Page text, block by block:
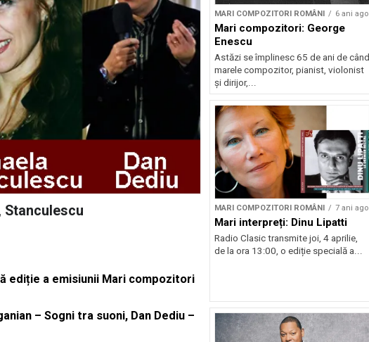
Stanculescu
ediție a emisiunii Mari compozitori
– Sogni tra suoni, Dan Dediu –
MARI COMPOZITORI ROMÂNI 6 ani ago
Mari compozitori: George
Enescu
Astăzi se împlinesc 65 de ani de când
marele compozitor, pianist, violonist
și dirijor,...
MARI COMPOZITORI ROMÂNI 7 ani ago
Mari interpreți: Dinu Lipatti
Radio Clasic transmite joi, 4 aprilie,
de la ora 13:00, o ediție specială a...